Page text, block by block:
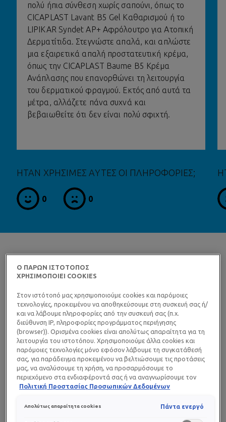
πολύ ήπια σύνθεση χωρίς σαπούνι, όπως το
CICAPLAST Lavant B5 Gel Καθαρισμού ή το
LIPIKAR Syndet AP+ Αφρόλουτρο για Ατοπική
Δερματίτιδα. Στεγνώστε απαλά, και απλώστε
μια εξαιρετικά απαλή προστατευτική κρέμα,
όπως την CICAPLAST Baume B5 Κρέμα
Ανάπλασης που επανορθώνει τη λειτουργία
του δερματικού φραγμού. Εκτός από αυτά τα
μέτρα, αλλάζετε πάνα συχνά και
βεβαιωθείτε ότι δεν είναι πολύ σφιχτή.
ΗΤΑΝ ΧΡΗΣΙΜΕΣ ΑΥΤΕΣ ΟΙ ΠΛΗΡΟΦΟΡΙΕΣ;
ναι 0 όχι 0
ΑΛΗΘΕΙΑ
Ή ΨΕΜΑΤΑ
ΠΟΙΟΙ ΠΑΡΑΓΟΝΤΕΣ ΕΠΙΒΡΑΔΥΝΟΥΝ
ΤΗΝ ΕΠΟΥΛΩΣΗ;
Ορισμένοι παράγοντες επιβραδύνουν την επούλωση:
Ο ΠΑΡΩΝ ΙΣΤΟΤΟΠΟΣ
ΧΡΗΣΙΜΟΠΟΙΕΙ COOKIES
Στον ιστότοπό μας χρησιμοποιούμε cookies και παρόμοιες
τεχνολογίες, προκειμένου να αποθηκεύσουμε στη συσκευή σας ή/
και να λάβουμε πληροφορίες από την συσκευή σας (π.χ.
διεύθυνση IP, πληροφορίες προγράμματος περιήγησης
(browser)). Ορισμένα cookies είναι απολύτως απαραίτητα για τη
λειτουργία του ιστοτόπου. Χρησιμοποιούμε άλλα cookies και
παρόμοιες τεχνολογίες μόνο εφόσον λάβουμε τη συγκατάθεσή
σας, για παράδειγμα προκειμένου να βελτιώσουμε τις προτάσεις
μας, να αναλύσουμε τη χρήση, να προσαρμόσουμε το
περιεχόμενο στα ενδιαφέροντά σας ή να αναγνωρίσουμε τον
browser/ τη συσκευή σας για τη δημιουργία προφίλ με τα
περιεχόμενο σε άλλες διαδικτυακές προτάσεις. Μπορείτε να
Πολιτική Προστασίας Προσωπικών Δεδομένων
Απολύτως απαραίτητα cookies Πάντα ενεργό